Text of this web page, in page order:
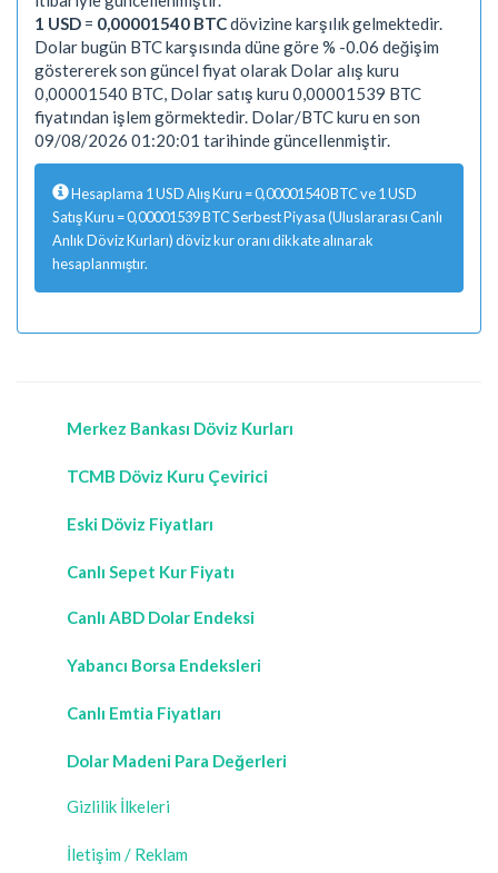
1 USD = 0,00001540 BTCdövizine karşılık gelmektedir.
Dolar bugün BTC karşısında düne göre % -0.06 değişim
göstererek son güncel fiyat olarak Dolar alış kuru
0,00001540 BTC, Dolar satış kuru 0,00001539 BTC
fiyatından işlem görmektedir. Dolar/BTC kuru en son
09/08/2026 01:20:01 tarihinde güncellenmiştir.
Hesaplama 1 USD Alış Kuru = 0,00001540 BTC ve 1 USD
Satış Kuru = 0,00001539 BTC Serbest Piyasa (Uluslararası Canlı
Anlık Döviz Kurları) döviz kur oranı dikkate alınarak
hesaplanmıştır.
Merkez Bankası Döviz Kurları
TCMB Döviz Kuru Çevirici
Eski Döviz Fiyatları
Canlı Sepet Kur Fiyatı
Canlı ABD Dolar Endeksi
Yabancı Borsa Endeksleri
Canlı Emtia Fiyatları
Dolar Madeni Para Değerleri
Gizlilik İlkeleri
İletişim / Reklam